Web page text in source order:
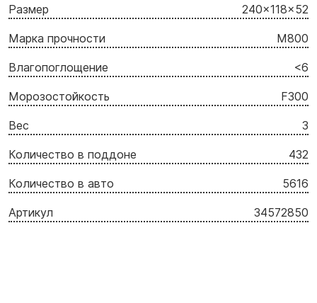
Размер 240x118x52
Марка прочности M800
Влагопоглощение <6
Морозостойкость F300
Вес 3
Количество в поддоне 432
Количество в авто 5616
Артикул 34572850